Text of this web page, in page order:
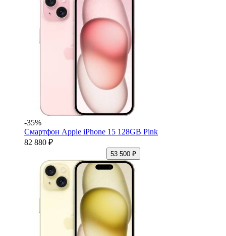
-35%
Смартфон Apple iPhone 15 128GB Pink
82 880 ₽
53 500 ₽